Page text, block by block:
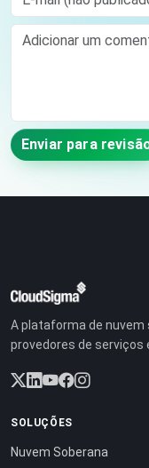
Comment
Enviar para
A plataforma de nuvem
provedores de serviços
SOLUÇÕES
Nuvem Soberana